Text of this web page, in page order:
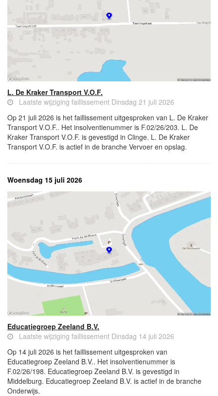
L. De Kraker Transport V.O.F.
Laatste wijziging faillissement Dinsdag 21 juli 2026
Op 21 juli 2026 is het faillissement uitgesproken van L. De Kraker
Transport V.O.F.. Het insolventienummer is F.02/26/203. L. De
Kraker Transport V.O.F. is gevestigd in Clinge. L. De Kraker
Transport V.O.F. is actief in de branche Vervoer en opslag.
Woensdag 15 juli 2026
Educatiegroep Zeeland B.V.
Laatste wijziging faillissement Dinsdag 14 juli 2026
Op 14 juli 2026 is het faillissement uitgesproken van
Educatiegroep Zeeland B.V.. Het insolventienummer is
F.02/26/198. Educatiegroep Zeeland B.V. is gevestigd in
Middelburg. Educatiegroep Zeeland B.V. is actief in de branche
Onderwijs.